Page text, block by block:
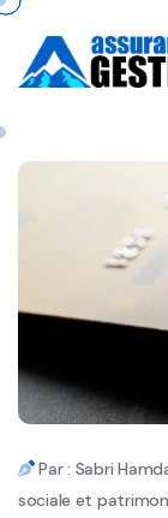
Par : Sabri
sociale et